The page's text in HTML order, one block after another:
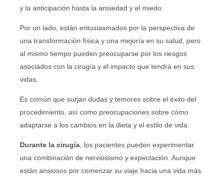
y la anticipación hasta la ansiedad y el miedo.
Por un lado, están entusiasmados por la perspectiva de
una transformación física y una mejoría en su salud, pero
al mismo tiempo pueden preocuparse por los riesgos
asociados con la cirugía y el impacto que tendrá en sus
vidas.
Es común que surjan dudas y temores sobre el éxito del
procedimiento, así como preocupaciones sobre cómo
adaptarse a los cambios en la dieta y el estilo de vida.
Durante la cirugía , los pacientes pueden experimentar
una combinación de nerviosismo y expectación. Aunque
están ansiosos por comenzar su viaje hacia una vida más